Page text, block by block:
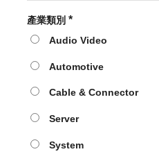
產業類別*
Audio Video
Automotive
Cable & Connector
Server
System